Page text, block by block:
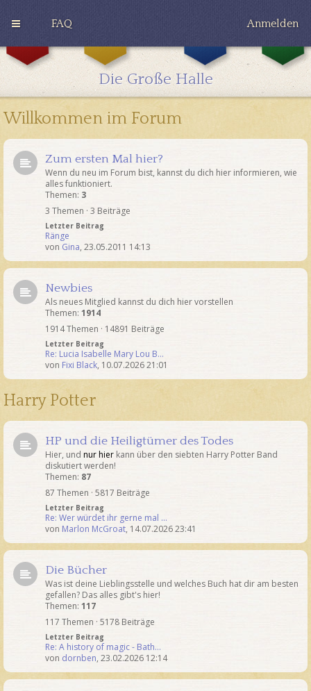
FAQ Anmelden
G
i
H
u
e
u
f
R
n
w
Die Große Halle
Willkommen im Forum
Zum ersten Mal hier?
Wenn du neu im Forum bist, kannst du dich hier informieren, wie
alles funktioniert.
Themen: 3
3 Themen · 3 Beiträge
Letzter Beitrag
Ränge
von Gina, 23.05.2011 14:13
Newbies
Als neues Mitglied kannst du dich hier vorstellen
Themen: 1914
1914 Themen · 14891 Beiträge
Letzter Beitrag
Re: Lucia Isabelle Mary Lou B…
von Fixi Black, 10.07.2026 21:01
Harry Potter
HP und die Heiligtümer des Todes
Hier, und nur hier kann über den siebten Harry Potter Band
diskutiert werden!
Themen: 87
87 Themen · 5817 Beiträge
Letzter Beitrag
Re: Wer würdet ihr gerne mal …
von Marlon McGroat, 14.07.2026 23:41
Die Bücher
Was ist deine Lieblingsstelle und welches Buch hat dir am besten
gefallen? Das alles gibt's hier!
Themen: 117
117 Themen · 5178 Beiträge
Letzter Beitrag
Re: A history of magic - Bath…
von dornben, 23.02.2026 12:14